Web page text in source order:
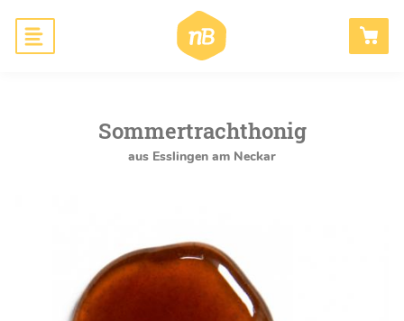
Bienen schaffenSommertrachthonig
aus Esslingen am Neckar